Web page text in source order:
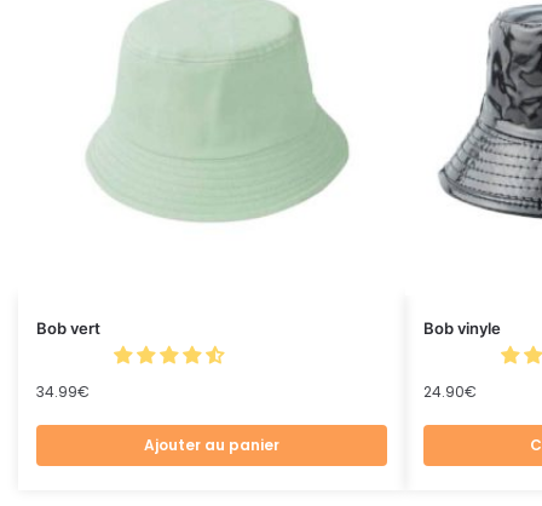
Bob vert
34.99€
Ajouter au panier
Bob vinyle
24.90€